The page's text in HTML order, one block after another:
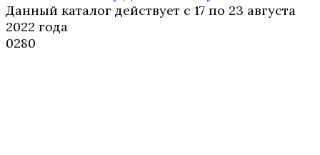
Данный каталог действует с 17 по 23 августа
2022 года
0280